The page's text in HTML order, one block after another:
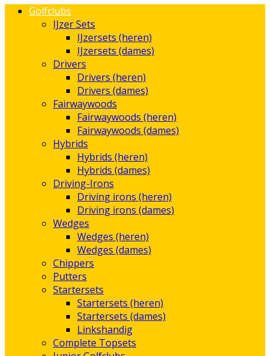
Golfclubs
IJzer Sets
IJzersets (heren)
IJzersets (dames)
Drivers
Drivers (heren)
Drivers (dames)
Fairwaywoods
Fairwaywoods (heren)
Fairwaywoods (dames)
Hybrids
Hybrids (heren)
Hybrids (dames)
Driving-Irons
Driving irons (heren)
Driving irons (dames)
Wedges
Wedges (heren)
Wedges (dames)
Chippers
Putters
Startersets
Startersets (heren)
Startersets (dames)
Linkshandig
Complete Topsets